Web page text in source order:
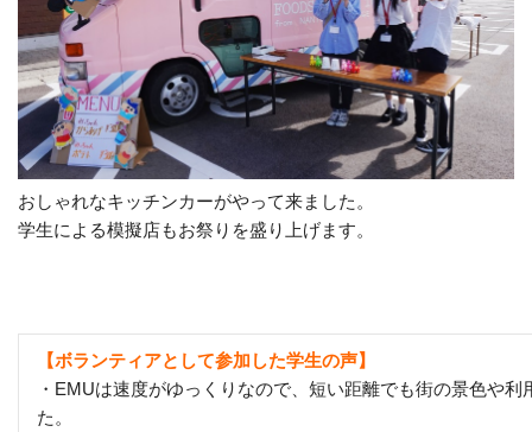
おしゃれなキッチンカーがやって来ました。
学生による模擬店もお祭りを盛り上げます。
【ボランティアとして参加した学生の声】
・EMUは速度がゆっくりなので、短い距離でも街の景色や
た。